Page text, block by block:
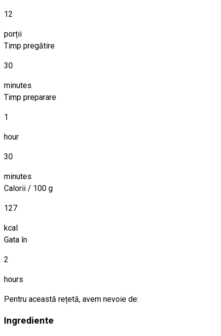
12
porții
Timp pregătire
30
minutes
Timp preparare
1
hour
30
minutes
Calorii / 100 g
127
kcal
Gata în
2
hours
Pentru această rețetă, avem nevoie de:
Ingrediente